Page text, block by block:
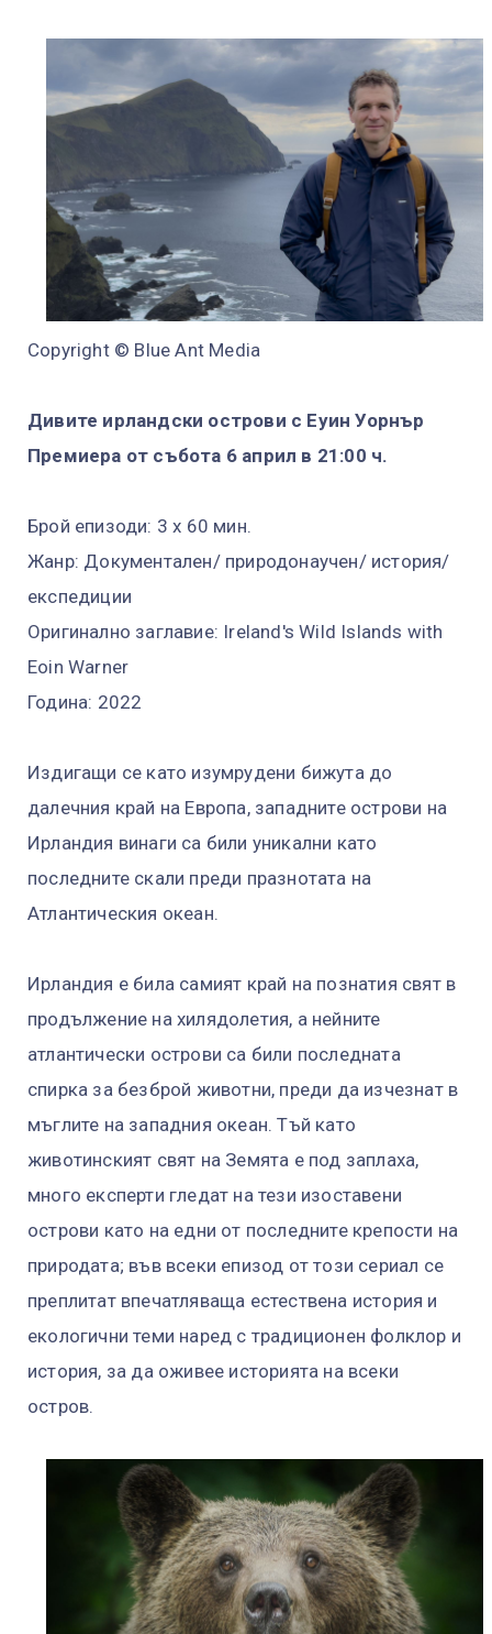
Copyright © Blue Ant Media
Дивите ирландски острови с Еуин Уорнър
Премиера от събота 6 април в 21:00 ч.
Брой епизоди: 3 x 60 мин.
Жанр: Документален/ природонаучен/ история/
експедиции
Оригинално заглавие: Ireland's Wild Islands with
Eoin Warner
Година: 2022
Издигащи се като изумрудени бижута до
далечния край на Европа, западните острови на
Ирландия винаги са били уникални като
последните скали преди празнотата на
Атлантическия океан.
Ирландия е била самият край на познатия свят в
продължение на хилядолетия, а нейните
атлантически острови са били последната
спирка за безброй животни, преди да изчезнат в
мъглите на западния океан. Тъй като
животинският свят на Земята е под заплаха,
много експерти гледат на тези изоставени
острови като на едни от последните крепости на
природата; във всеки епизод от този сериал се
преплитат впечатляваща естествена история и
екологични теми наред с традиционен фолклор и
история, за да оживее историята на всеки
остров.